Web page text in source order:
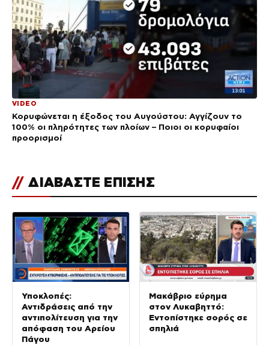
VIDEO
Κορυφώνεται η έξοδος του Αυγούστου: Αγγίζουν το
100% οι πληρότητες των πλοίων – Ποιοι οι κορυφαίοι
προορισμοί
// ΔΙΑΒΑΣΤΕ ΕΠΙΣΗΣ
Υποκλοπές:
Αντιδράσεις από την
αντιπολίτευση για την
απόφαση του Αρείου
Πάγου
Μακάβριο εύρημα
στον Λυκαβηττό:
Εντοπίστηκε σορός σε
σπηλιά